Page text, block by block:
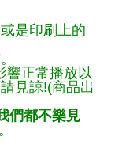
是印刷上的
響正常播放以
見諒!(商品出
們都不樂見